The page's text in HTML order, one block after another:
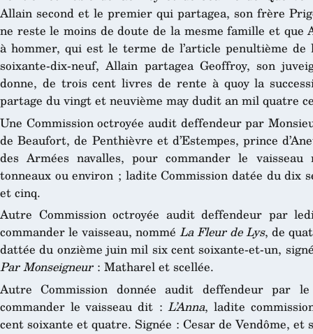
Allain second et le premier qui partagea, son frère
ne reste le moins de doute de la mesme famille et
à hommer, qui est le terme de l’article penultième de
soixante-dix-neuf, Allain partagea Geoffroy, son
donne, de trois cent livres de rente à quoy la
partage du vingt et neuvième may dudit an mil quatre
Une Commission octroyée audit deffendeur par
de Beaufort, de Penthièvre et d’Estempes, prince
des Armées navalles, pour commander le
tonneaux ou environ ; ladite Commission datée du dix
et cinq.
Autre Commission octroyée audit deffendeur par
commander le vaisseau, nommé La Fleur de Lys, de
dattée du onzième juin mil six cent soixante-et-un,
Par Monseigneur: Matharel et scellée.
Autre Commission donnée audit deffendeur par
commander le vaisseau dit :L’Anna, ladite
cent soixante et quatre. Signée : Cesar de Vendôme, et